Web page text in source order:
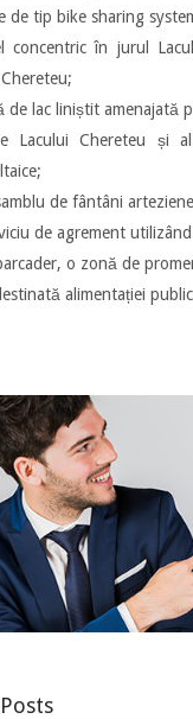
de tip bike sharing
concentric în jurul
de lac liniștit amenajată
Lacului Chereteu și
de fântâni
de agrement
o zonă de
alimentației